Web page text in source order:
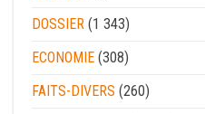
DOSSIER (1 343)
ECONOMIE (308)
FAITS-DIVERS (260)